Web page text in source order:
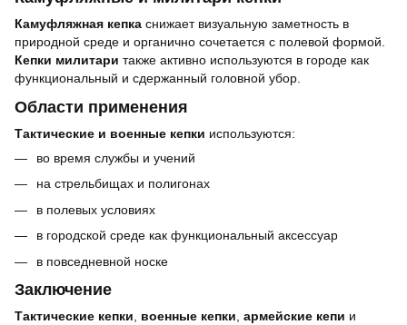
Камуфляжная кепка снижает визуальную заметность в
природной среде и органично сочетается с полевой формой.
Кепки милитари также активно используются в городе как
функциональный и сдержанный головной убор.
Области применения
Тактические и военные кепки используются:
во время службы и учений
на стрельбищах и полигонах
в полевых условиях
в городской среде как функциональный аксессуар
в повседневной носке
Заключение
Тактические кепки военные кепки армейские кепи и